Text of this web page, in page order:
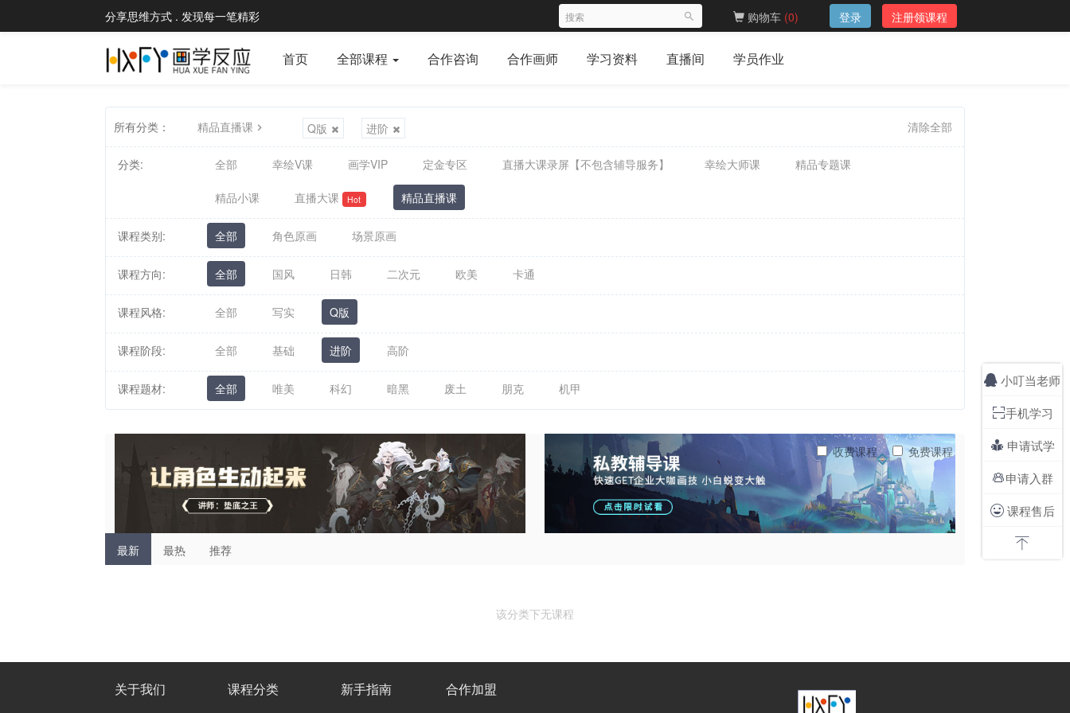
分享思维方式 . 发现每一笔精彩 购物车 (0) 登录 注册领课程
首页 全部课程 合作咨询 合作画师 学习资料 直播间 学员作业
所有分类： 精品直播课 Q版 进阶 清除全部
分类: 全部 幸绘V课 画学VIP 定金专区 直播大课录屏【不包含辅导服务】 幸绘大师课 精品专题课
精品小课 直播大课 Hot 精品直播课
课程类别: 全部 角色原画 场景原画
课程方向: 全部 国风 日韩 二次元 欧美 卡通
课程风格: 全部 写实 Q版
课程阶段: 全部 基础 进阶 高阶
课程题材: 全部 唯美 科幻 暗黑 废土 朋克 机甲
最新 最热 推荐
收费课程 免费课程
该分类下无课程
关于我们 课程分类 新手指南 合作加盟
 小叮当老师
手机学习
 申请试学
申请入群
课程售后
